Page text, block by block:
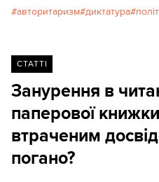
авторитаризм диктатура
СТАТТІ
Занурення в
паперової
втраченим
погано?